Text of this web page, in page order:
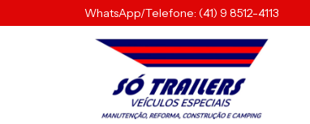
WhatsApp/Telefone: (41) 9 8512-4113